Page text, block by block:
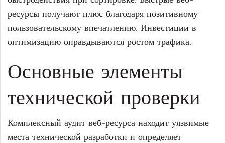
ресурсы получают плюс благодаря позитивному
пользовательскому впечатлению. Инвестиции в
оптимизацию оправдываются ростом трафика.
Основные элементы
технической проверки
Комплексный аудит веб-ресурса находит уязвимые
места технической разработки и определяет